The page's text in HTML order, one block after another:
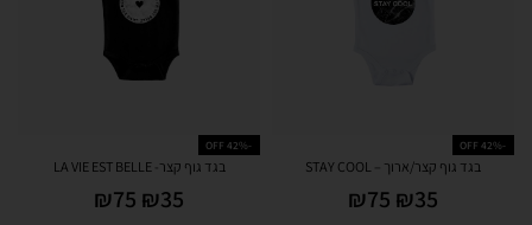
-42% OFF
בגד גוף קצר/ארוך – STAY COOL
₪35
₪75
-42% OFF
בגד גוף קצר- LA VIE EST BELLE
₪35
₪75